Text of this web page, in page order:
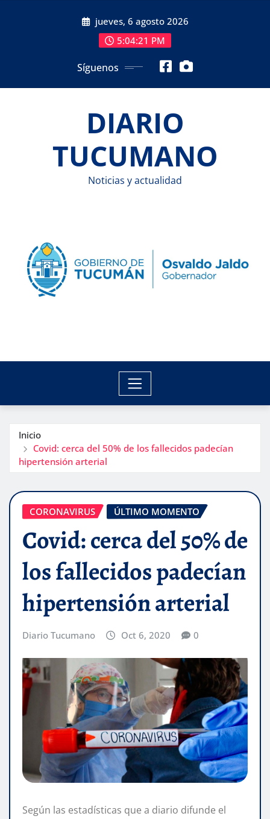
jueves, 6 agosto 2026
5:04:22 PM
Síguenos
DIARIO
TUCUMANO
Noticias y actualidad
Inicio
Covid: cerca del 50% de los fallecidos padecían
hipertensión arterial
CORONAVIRUS ÚLTIMO MOMENTO
Covid: cerca del 50% de
los fallecidos padecían
hipertensión arterial
Diario Tucumano Oct 6, 2020 0
Según las estadísticas que a diario difunde el